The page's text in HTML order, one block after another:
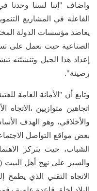
واضاف "إننا لسنا وحدنا
الفاعلة في المشاريع
يعاضد مؤسسات الدولة
الصناعية حيث نعمل على
إعداد هذا الجيل
رصينة".
وتابع أن "الأمانة العامة
اتجاهين متوازيين ،الاتجاه
والأخلاقي، وهو الهدف
بعض مواقع التواصل
الشباب، حيث يتركز
والسير على نهج أهل البيت
الاتجاه التقني الذي